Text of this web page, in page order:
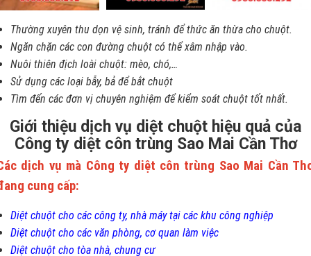
Thường xuyên thu dọn vệ sinh, tránh để thức ăn thừa cho chuột.
Ngăn chặn các con đường chuột có thể xâm nhập vào.
Nuôi thiên địch loài chuột: mèo, chó,…
Sử dụng các loại bẫy, bả để bắt chuột
Tìm đến các đơn vị chuyên nghiệm để kiểm soát chuột tốt nhất.
Giới thiệu dịch vụ diệt chuột hiệu quả của
Công ty diệt côn trùng Sao Mai Cần Thơ
dịch vụ mà Công ty diệt côn trùng Sao Mai Cần
cung cấp:
Diệt chuột cho các công ty, nhà máy tại các khu công nghiệp
Diệt chuột cho các văn phòng, cơ quan làm việc
Diệt chuột cho tòa nhà, chung cư